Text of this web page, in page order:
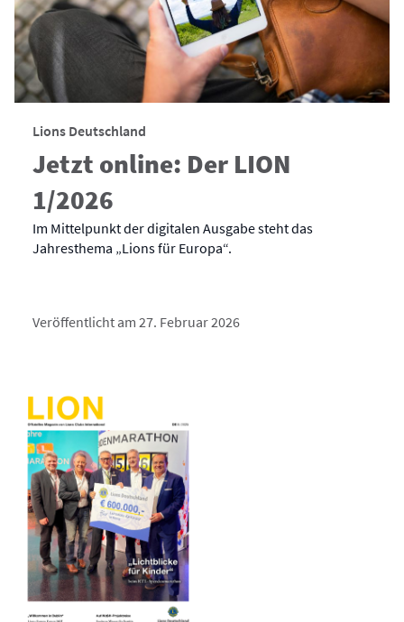
Lions Deutschland
Jetzt online: Der LION
1/2026
Im Mittelpunkt der digitalen Ausgabe steht das
Jahresthema „Lions für Europa“.
Veröffentlicht am 27. Februar 2026